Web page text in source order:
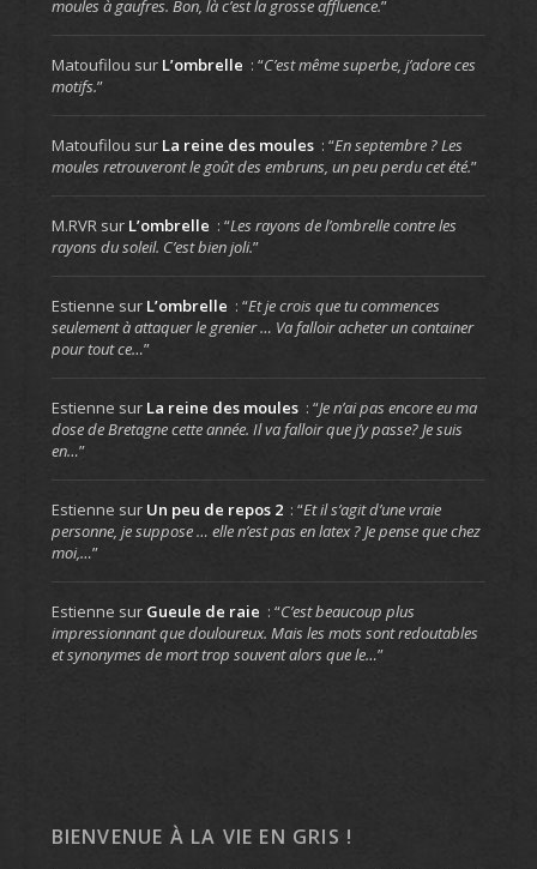
moules à gaufres. Bon, là c’est la grosse affluence.”
Matoufilou sur L’ombrelle : “C’est même superbe, j’adore ces
motifs.”
Matoufilou sur La reine des moules : “En septembre ? Les
moules retrouveront le goût des embruns, un peu perdu cet été.”
M.RVRsur L’ombrelle : “Les rayons de l’ombrelle contre les
rayons du soleil. C’est bien joli.”
Estienne sur L’ombrelle : “Et je crois que tu commences
seulement à attaquer le grenier … Va falloir acheter un container
pour tout ce…”
Estienne sur La reine des moules : “Je n’ai pas encore eu ma
dose de Bretagne cette année. Il va falloir que j’y passe? Je suis
en…”
Estienne sur Un peu de repos 2 : “Et il s’agit d’une vraie
personne, je suppose … elle n’est pas en latex ? Je pense que chez
moi,…”
Estienne sur Gueule de raie : “C’est beaucoup plus
impressionnant que douloureux. Mais les mots sont redoutables
et synonymes de mort trop souvent alors que le…”
BIENVENUE À LA VIE EN GRIS !